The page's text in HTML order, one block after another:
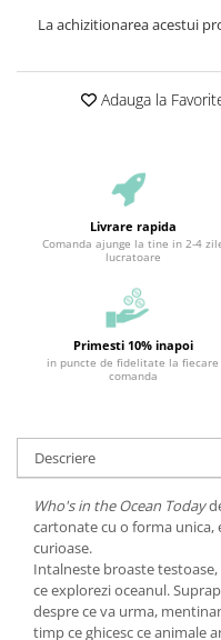
La achizitionarea acestui
Adauga la
Livrare rapida
Comanda ajunge la tine in 2-4
lucratoare
Primesti 10% inapoi
in puncte de fidelitate la fiecare
comanda
Descriere
Who's in the Ocean Today
cartonate cu o forma
curioase.
Intalneste broaste
ce explorezi oceanul.
despre ce va urma,
timp ce ghicesc ce animale